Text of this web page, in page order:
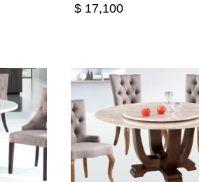
$ 17,100